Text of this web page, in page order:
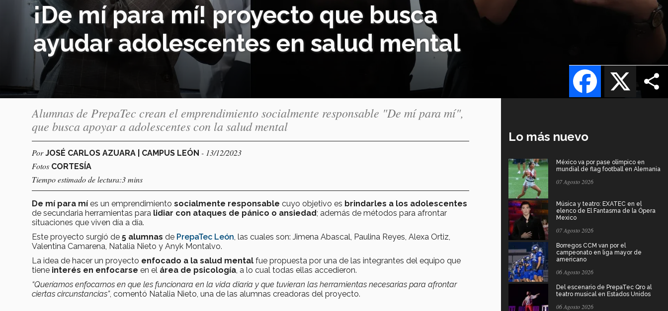
¡De mí para mí! proyecto que busca
ayudar adolescentes en salud mental
X
Facebook
Alumnas de PrepaTec crean el emprendimiento socialmente responsable "De mí para mí",
que busca apoyar a adolescentes con la salud mental
PorJOSÉ CARLOS AZUARA | CAMPUS LEÓN - 13/12/2023
Fotos CORTESÍA
Tiempo estimado de lectura:3 mins
De mí para mí es un emprendimiento socialmente responsable cuyo objetivo es brindarles a los adolescentes
de secundaria herramientas para lidiar con ataques de pánico o ansiedad; además de métodos para afrontar
situaciones que viven día a día.
Este proyecto surgió de 5 alumnas de PrepaTec León , las cuales son: Jimena Abascal, Paulina Reyes, Alexa Ortiz,
Valentina Camarena, Natalia Nieto y Anyk Montalvo.
La idea de hacer un proyecto enfocado a la salud mental fue propuesta por una de las integrantes del equipo que
tiene interés en enfocarse en el área de psicología , a lo cual todas ellas accedieron.
“Queríamos enfocarnos en que les funcionara en la vida diaria y que tuvieran las herramientas necesarias para afrontar
ciertas circunstancias”, comentó Natalia Nieto, una de las alumnas creadoras del proyecto.
Lo más nuevo
México va por pase olímpico en
mundial de flag football en Alemania
07 Agosto 2026
Música y teatro: EXATEC en el
elenco de El Fantasma de la Ópera
Mexico
07 Agosto 2026
Borregos CCM van por el
campeonato en liga mayor de
americano
06 Agosto 2026
Del escenario de PrepaTec Qro al
teatro musical en Estados Unidos
06 Agosto 2026